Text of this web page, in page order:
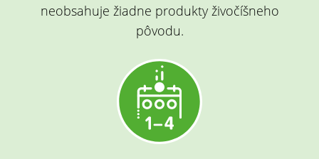
neobsahuje žiadne produkty živočíšneho
pôvodu.